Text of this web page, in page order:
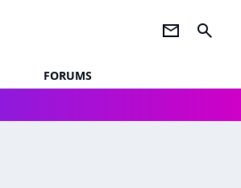
newsletter search
FORUMS